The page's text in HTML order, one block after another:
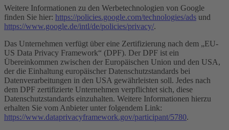
Weitere Informationen zu den Werbetechnologien von Google
finden Sie hier: https://policies.google.com/technologies/ads und
https://www.google.de/intl/de/policies/privacy/.
Das Unternehmen verfügt über eine Zertifizierung nach dem „EU-
US Data Privacy Framework“ (DPF). Der DPF ist ein
Übereinkommen zwischen der Europäischen Union und den USA,
der die Einhaltung europäischer Datenschutzstandards bei
Datenverarbeitungen in den USA gewährleisten soll. Jedes nach
dem DPF zertifizierte Unternehmen verpflichtet sich, diese
Datenschutzstandards einzuhalten. Weitere Informationen hierzu
erhalten Sie vom Anbieter unter folgendem Link:
https://www.dataprivacyframework.gov/participant/5780.